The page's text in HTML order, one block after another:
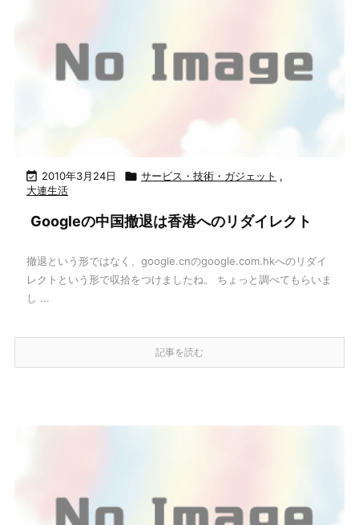
 2010年3月24日  サービス・技術・ガジェット ,
大連生活
Googleの中国撤退は香港へのリダイレクト
撤退という形ではなく、google.cnのgoogle.com.hkへのリダイ
レクトという形で収拾をつけましたね。 ちょっと調べてもらいま
し ...
記事を読む